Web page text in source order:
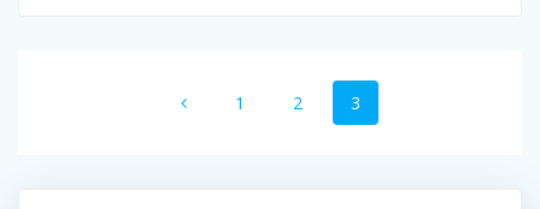
Strona
1 Strona
2 Strona
3